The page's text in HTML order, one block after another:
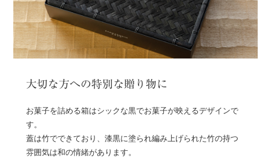
大切な方への特別な贈り物に
お菓子を詰める箱はシックな黒でお菓子が映えるデザインで
す。
蓋は竹でできており、漆黒に塗られ編み上げられた竹の持つ
雰囲気は和の情緒があります。